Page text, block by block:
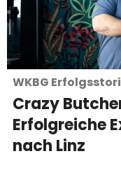
WKBG
Crazy
Erfolgreiche
nach Linz